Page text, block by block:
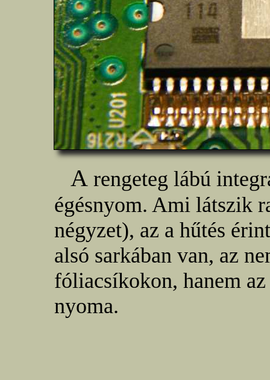
A rengeteg lábú
égésnyom. Ami látszik
négyzet), az a hűtés
alsó sarkában van, az
fóliacsíkokon, hanem
nyoma.